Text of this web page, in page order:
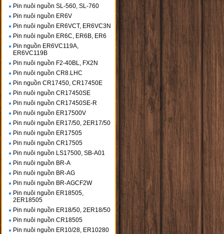
Pin nuôi nguồn SL-560, SL-760
Pin nuôi nguồn ER6V
Pin nuôi nguồn ER6VCT, ER6VC3N
Pin nuôi nguồn ER6C, ER6B, ER6
Pin nguồn ER6VC119A,
ER6VC119B
Pin nuôi nguồn F2-40BL, FX2N
Pin nuôi nguồn CR8.LHC
Pin nguồn CR17450, CR17450E
Pin nuôi nguồn CR17450SE
Pin nuôi nguồn CR17450SE-R
Pin nuôi nguồn ER17500V
Pin nuôi nguồn ER17/50, 2ER17/50
Pin nuôi nguồn ER17505
Pin nuôi nguồn CR17505
Pin nuôi nguồn LS17500, SB-A01
Pin nuôi nguồn BR-A
Pin nuôi nguồn BR-AG
Pin nuôi nguồn BR-AGCF2W
Pin nuôi nguồn ER18505,
2ER18505
Pin nuôi nguồn ER18/50, 2ER18/50
Pin nuôi nguồn CR18505
Pin nuôi nguồn ER10/28, ER10280